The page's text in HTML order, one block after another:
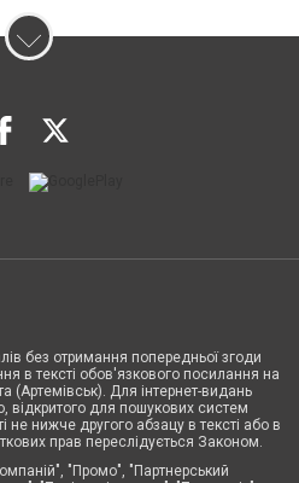
без отримання попередньої згоди
в тексті обов'язкового посилання на
(Артемівськ). Для інтернет-видань
відкритого для пошукових систем
не нижче другого абзацу в тексті або в
прав переслідується Законом.
"Промо", "Партнерський